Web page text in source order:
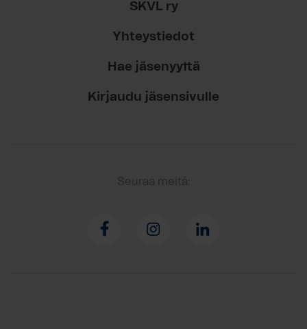
SKVL ry
Yhteystiedot
Hae jäsenyyttä
Kirjaudu jäsensivulle
Seuraa meitä: